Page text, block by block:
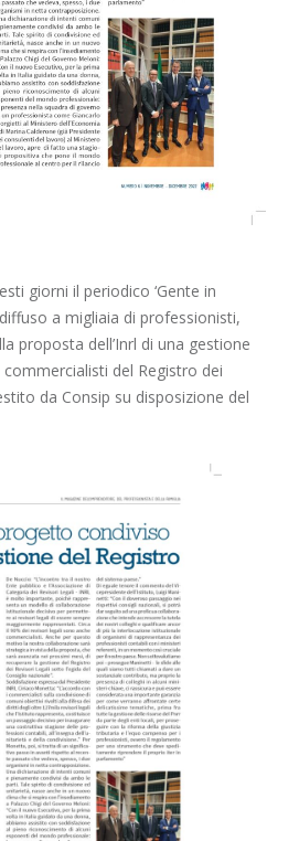
giorni il periodico ‘Gente in
a migliaia di professionisti,
proposta dell’Inrl di una gestione
del Registro dei
da Consip su disposizione del